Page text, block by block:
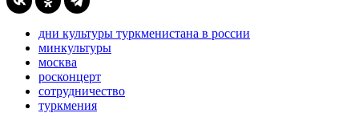
дни культуры туркменистана в россии
минкультуры
москва
росконцерт
сотрудничество
туркмения